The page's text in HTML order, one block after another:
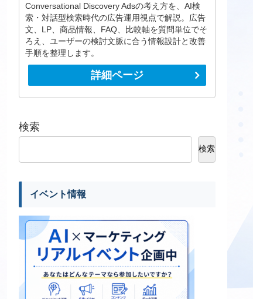
Conversational Discovery Adsの考え方を、AI検
索・対話型検索時代の広告運用視点で解説。広告
文、LP、商品情報、FAQ、比較軸を質問単位でそ
ろえ、ユーザーの検討文脈に合う情報設計と改善
手順を整理します。
詳細ページ
検索
検索
イベント情報